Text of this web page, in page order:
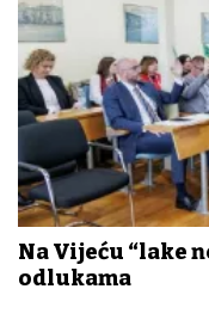
Na Vijeću “lake
odlukama